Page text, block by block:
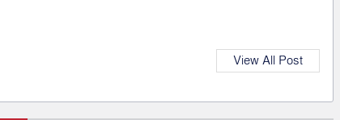
View All Post